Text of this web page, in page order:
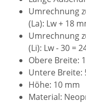
Umrechnung
(La): Lw + 18
Umrechnung
(Li): Lw - 30 =
Obere Breite:
Untere Breite:
Höhe: 10 mm
Material: